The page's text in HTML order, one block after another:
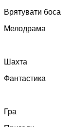
Врятувати боса
Мелодрама
Шахта
Фантастика
Гра